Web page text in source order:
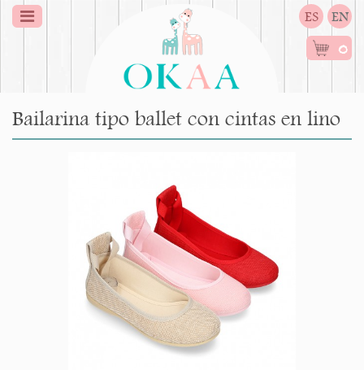
ES EN
0
Bailarina tipo ballet con cintas en lino